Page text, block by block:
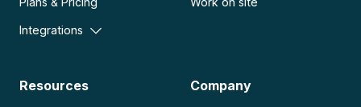
Integrations
Resources Company